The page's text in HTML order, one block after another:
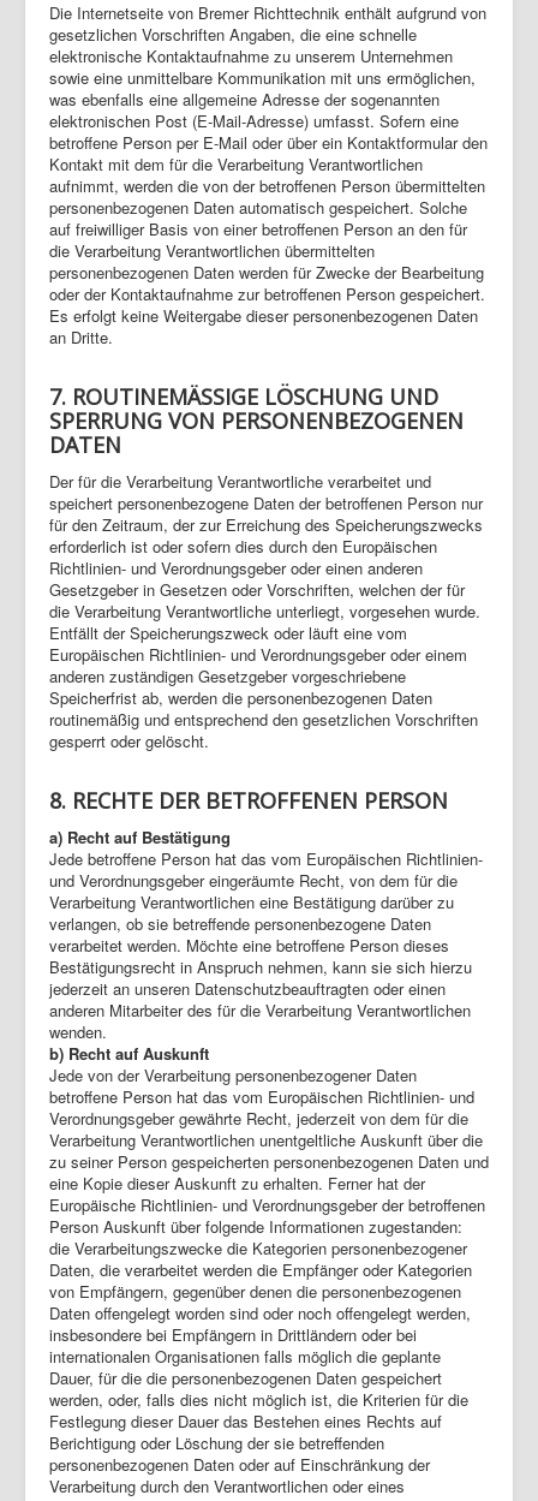
Die Internetseite von Bremer Richttechnik enthält aufgrund von
gesetzlichen Vorschriften Angaben, die eine schnelle
elektronische Kontaktaufnahme zu unserem Unternehmen
sowie eine unmittelbare Kommunikation mit uns ermöglichen,
was ebenfalls eine allgemeine Adresse der sogenannten
elektronischen Post (E-Mail-Adresse) umfasst. Sofern eine
betroffene Person per E-Mail oder über ein Kontaktformular den
Kontakt mit dem für die Verarbeitung Verantwortlichen
aufnimmt, werden die von der betroffenen Person übermittelten
personenbezogenen Daten automatisch gespeichert. Solche
auf freiwilliger Basis von einer betroffenen Person an den für
die Verarbeitung Verantwortlichen übermittelten
personenbezogenen Daten werden für Zwecke der Bearbeitung
oder der Kontaktaufnahme zur betroffenen Person gespeichert.
Es erfolgt keine Weitergabe dieser personenbezogenen Daten
an Dritte.
7. ROUTINEMÄSSIGE LÖSCHUNG UND
SPERRUNG VON PERSONENBEZOGENEN
DATEN
Der für die Verarbeitung Verantwortliche verarbeitet und
speichert personenbezogene Daten der betroffenen Person nur
für den Zeitraum, der zur Erreichung des Speicherungszwecks
erforderlich ist oder sofern dies durch den Europäischen
Richtlinien- und Verordnungsgeber oder einen anderen
Gesetzgeber in Gesetzen oder Vorschriften, welchen der für
die Verarbeitung Verantwortliche unterliegt, vorgesehen wurde.
Entfällt der Speicherungszweck oder läuft eine vom
Europäischen Richtlinien- und Verordnungsgeber oder einem
anderen zuständigen Gesetzgeber vorgeschriebene
Speicherfrist ab, werden die personenbezogenen Daten
routinemäßig und entsprechend den gesetzlichen Vorschriften
gesperrt oder gelöscht.
8. RECHTE DER BETROFFENEN PERSON
a) Recht auf Bestätigung
Jede betroffene Person hat das vom Europäischen Richtlinien-
und Verordnungsgeber eingeräumte Recht, von dem für die
Verarbeitung Verantwortlichen eine Bestätigung darüber zu
verlangen, ob sie betreffende personenbezogene Daten
verarbeitet werden. Möchte eine betroffene Person dieses
Bestätigungsrecht in Anspruch nehmen, kann sie sich hierzu
jederzeit an unseren Datenschutzbeauftragten oder einen
anderen Mitarbeiter des für die Verarbeitung Verantwortlichen
wenden.
b) Recht auf Auskunft
Jede von der Verarbeitung personenbezogener Daten
betroffene Person hat das vom Europäischen Richtlinien- und
Verordnungsgeber gewährte Recht, jederzeit von dem für die
Verarbeitung Verantwortlichen unentgeltliche Auskunft über die
zu seiner Person gespeicherten personenbezogenen Daten und
eine Kopie dieser Auskunft zu erhalten. Ferner hat der
Europäische Richtlinien- und Verordnungsgeber der betroffenen
Person Auskunft über folgende Informationen zugestanden:
die Verarbeitungszwecke die Kategorien personenbezogener
Daten, die verarbeitet werden die Empfänger oder Kategorien
von Empfängern, gegenüber denen die personenbezogenen
Daten offengelegt worden sind oder noch offengelegt werden,
insbesondere bei Empfängern in Drittländern oder bei
internationalen Organisationen falls möglich die geplante
Dauer, für die die personenbezogenen Daten gespeichert
werden, oder, falls dies nicht möglich ist, die Kriterien für die
Festlegung dieser Dauer das Bestehen eines Rechts auf
Berichtigung oder Löschung der sie betreffenden
personenbezogenen Daten oder auf Einschränkung der
Verarbeitung durch den Verantwortlichen oder eines